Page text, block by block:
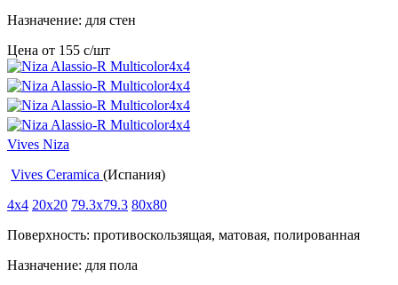
Назначение: для стен
Цена от 155 c/шт
Vives Niza
Vives Ceramica (Испания)
4x4 20x20 79.3x79.3 80x80
Поверхность: противоскользящая, матовая, полированная
Назначение: для пола